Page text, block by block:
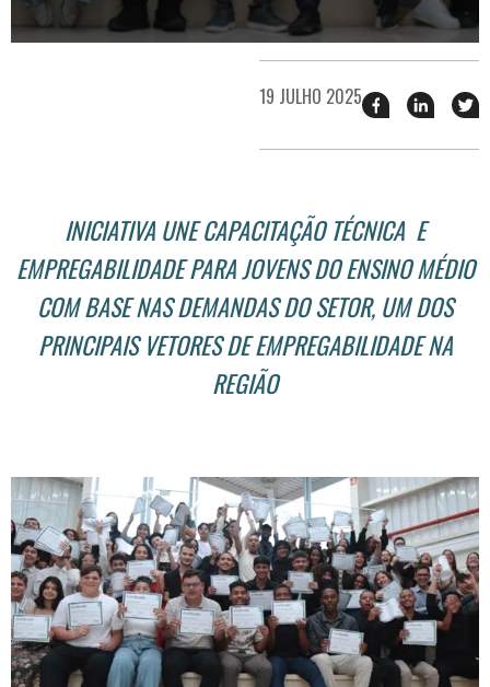
19 JULHO 2025 Compartilhar
esse
no
esse
no
INICIATIVA UNE CAPACITAÇÃO TÉCNICA E
EMPREGABILIDADE PARA JOVENS DO ENSINO MÉDIO
COM BASE NAS DEMANDAS DO SETOR, UM DOS
PRINCIPAIS VETORES DE EMPREGABILIDADE NA
REGIÃO